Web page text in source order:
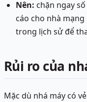
Nên: chặn ngay
cáo cho nhà
trong lịch sử để
Rủi ro của
Mặc dù nhá máy có